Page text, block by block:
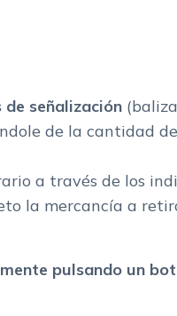
señalización
de la cantidad
a través de los
la mercancía a
pulsando un